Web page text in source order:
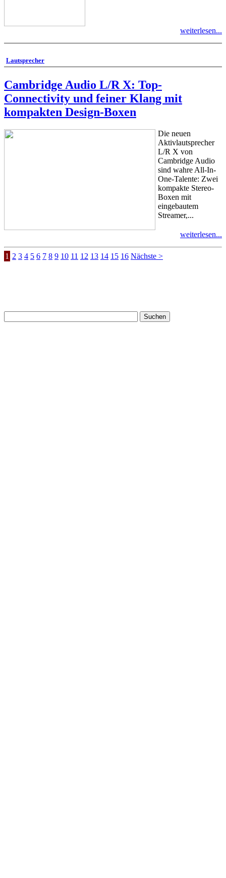
weiterlesen...
Lautsprecher
Cambridge Audio L/R X: Top-
Connectivity und feiner Klang mit
kompakten Design-Boxen
Die neuen
Aktivlautsprecher
L/R X von
Cambridge Audio
sind wahre All-In-
One-Talente: Zwei
kompakte Stereo-
Boxen mit
eingebautem
Streamer,...
weiterlesen...
1 2 3 4 5 6 7 8 9 10 11 12 13 14 15 16 Nächste >